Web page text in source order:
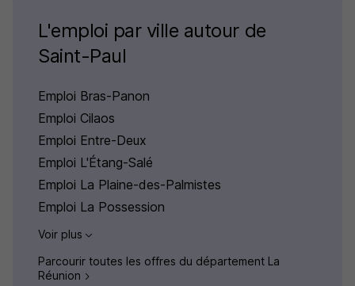
L'emploi par ville autour de
Saint-Paul
Emploi Bras-Panon
Emploi Cilaos
Emploi Entre-Deux
Emploi L'Étang-Salé
Emploi La Plaine-des-Palmistes
Emploi La Possession
Voir plus
Parcourir toutes les offres du département La
Réunion